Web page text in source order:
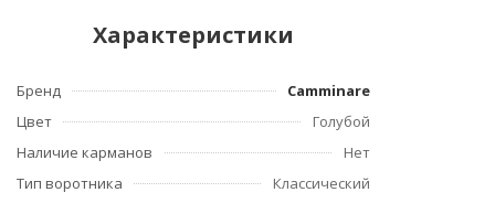
Характеристики
Бренд
Camminare
Цвет
Голубой
Наличие карманов
Нет
Тип воротника
Классический